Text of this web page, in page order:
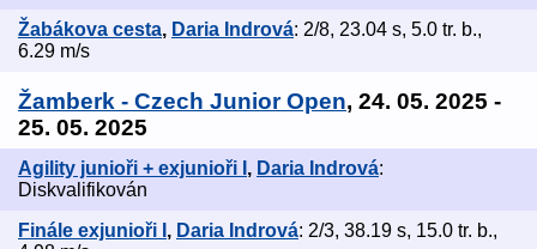
Žabákova cesta, Daria Indrová: 2/8, 23.04 s, 5.0 tr. b.,
6.29 m/s
Žamberk - Czech Junior Open, 24. 05. 2025 -
25. 05. 2025
Agility junioři + exjunioři I , Daria Indrová:
Diskvalifikován
Finále exjunioři I , Daria Indrová: 2/3, 38.19 s, 15.0 tr. b.,